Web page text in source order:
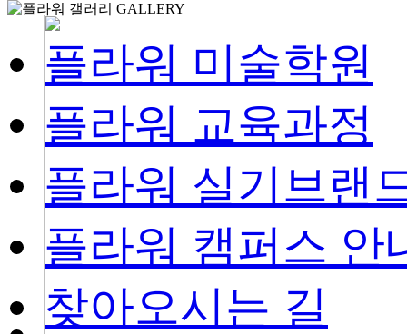
GALLERY
플라워 미술학원
플라워 교육과정
플라워 실기브랜
플라워 캠퍼스 안
찾아오시는 길